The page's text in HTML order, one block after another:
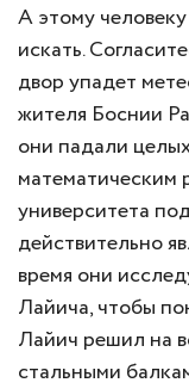
А этому
искать.
двор упадет
жителя Боснии
они падали
математическим
университета
действительно
время они
Лайича, чтобы
Лайич решил на
стальными